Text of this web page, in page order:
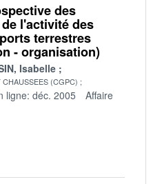
des
l'activité des
terrestres
- organisation)
Isabelle
(CGPC)
ligne: déc. 2005
Affaire